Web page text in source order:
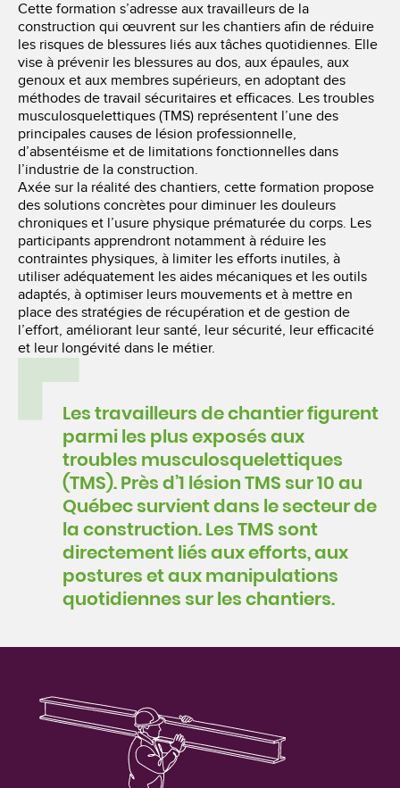
Cette formation s’adresse aux travailleurs de la
construction qui œuvrent sur les chantiers afin de réduire
les risques de blessures liés aux tâches quotidiennes. Elle
vise à prévenir les blessures au dos, aux épaules, aux
genoux et aux membres supérieurs, en adoptant des
méthodes de travail sécuritaires et efficaces. Les troubles
musculosquelettiques (TMS) représentent l’une des
principales causes de lésion professionnelle,
d’absentéisme et de limitations fonctionnelles dans
l’industrie de la construction.
Axée sur la réalité des chantiers, cette formation propose
des solutions concrètes pour diminuer les douleurs
chroniques et l’usure physique prématurée du corps. Les
participants apprendront notamment à réduire les
contraintes physiques, à limiter les efforts inutiles, à
utiliser adéquatement les aides mécaniques et les outils
adaptés, à optimiser leurs mouvements et à mettre en
place des stratégies de récupération et de gestion de
l’effort, améliorant leur santé, leur sécurité, leur efficacité
et leur longévité dans le métier.
Les travailleurs de chantier figurent
parmi les plus exposés aux
troubles musculosquelettiques
(TMS). Près d’1 lésion TMS sur 10 au
Québec survient dans le secteur de
la construction. Les TMS sont
directement liés aux efforts, aux
postures et aux manipulations
quotidiennes sur les chantiers.